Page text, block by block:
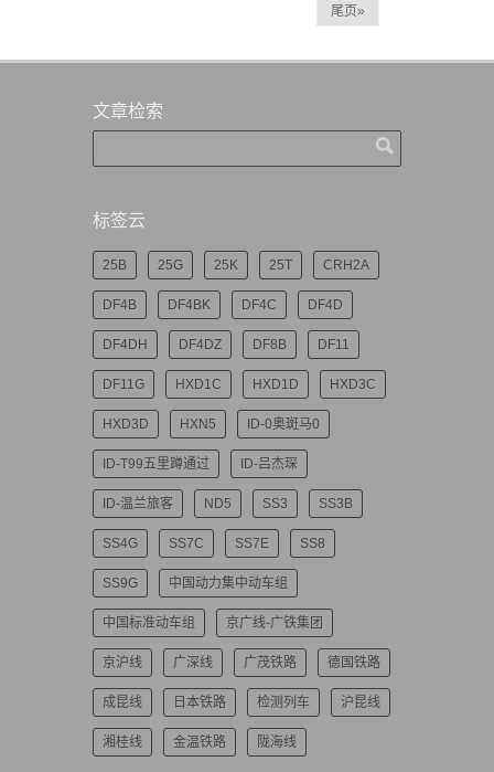
尾页»
文章检索
标签云
25B 25G 25K 25T CRH2A
DF4B DF4BK DF4C DF4D
DF4DH DF4DZ DF8B DF11
DF11G HXD1C HXD1D HXD3C
HXD3D HXN5 ID-0奥斑马0
ID-T99五里蹲通过 ID-吕杰琛
ID-温兰旅客 ND5 SS3 SS3B
SS4G SS7C SS7E SS8
SS9G 中国动力集中动车组
中国标准动车组 京广线-广铁集团
京沪线 广深线 广茂铁路 德国铁路
成昆线 日本铁路 检测列车 沪昆线
湘桂线 金温铁路 陇海线